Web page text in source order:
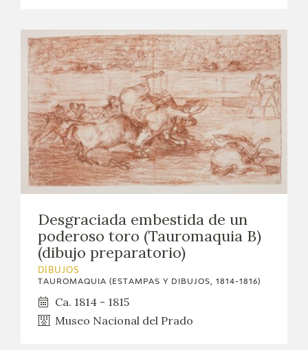
Desgraciada embestida de un
poderoso toro (Tauromaquia B)
(dibujo preparatorio)
DIBUJOS
TAUROMAQUIA (ESTAMPAS Y DIBUJOS, 1814-1816)
Ca. 1814 - 1815
Museo Nacional del Prado